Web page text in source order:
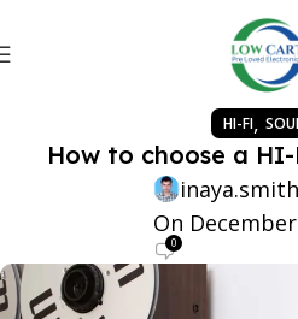
HI-FI,
How to choose a
On
0